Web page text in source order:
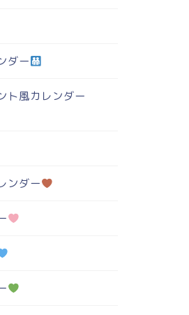
ダー
ト風カレンダー
ンダー